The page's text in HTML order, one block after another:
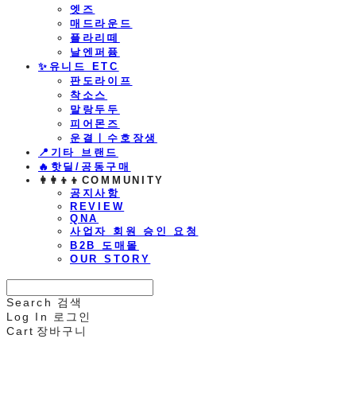
엣즈
매드라운드
플라리떼
날엔퍼퓸
​✨유니드 ETC
판도라이프
착소스
말랑두두
피어몬즈
운결ㅣ수호장생
📍기타 브랜드
🔥핫딜/공동구매
👩‍👩‍👦‍👦COMMUNITY
공지사항
REVIEW
QNA
사업자 회원 승인 요청
B2B 도매몰
OUR STORY
Search
검색
Log In
로그인
Cart 장바구니